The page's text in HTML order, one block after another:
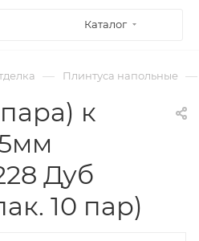
Каталог
— Плинтуса напольные —
к
Дуб
10 пар)